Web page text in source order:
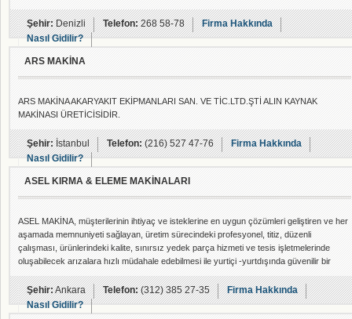
Şehir:Denizli Telefon:268 58-78
Firma Hakkında
Nasıl Gidilir?
ARS MAKİNA
ARS MAKİNA AKARYAKIT EKİPMANLARI SAN. VE TİC.LTD.ŞTİ ALIN KAYNAK
MAKİNASI ÜRETİCİSİDİR.
Şehir:İstanbul Telefon:(216) 527 47-76
Firma Hakkında
Nasıl Gidilir?
ASEL KIRMA & ELEME MAKİNALARI
ASEL MAKİNA, müşterilerinin ihtiyaç ve isteklerine en uygun çözümleri geliştiren ve her
aşamada memnuniyeti sağlayan, üretim sürecindeki profesyonel, titiz, düzenli
çalışması, ürünlerindeki kalite, sınırsız yedek parça hizmeti ve tesis işletmelerinde
oluşabilecek arızalara hızlı müdahale edebilmesi ile yurtiçi -yurtdışında güvenilir bir
marka olmayı başarmıştır.Bugüne kadar pek çok taş kırma ve eleme tesisleri için
makine üreten ve anahtar teslim tesisler kuran ASEL MAKİNA, donanımlı ekibi, bilgi
birikimi, sektörel
Şehir:Ankara Telefon:(312) 385 27-35
Firma Hakkında
Nasıl Gidilir?